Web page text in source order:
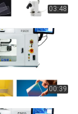
03:48
00:39